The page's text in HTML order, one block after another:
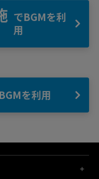
でBGMを利
用
を利用